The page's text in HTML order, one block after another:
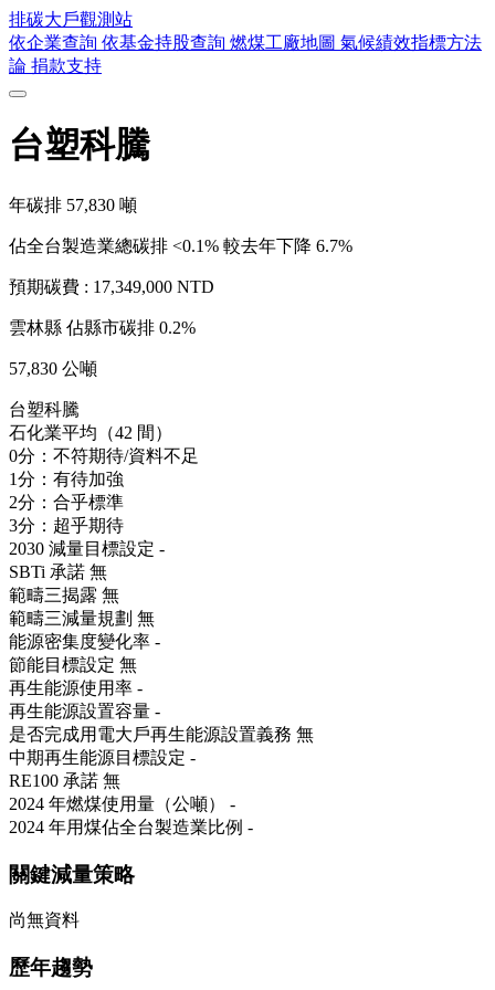
排碳大戶觀測站
依企業查詢 依基金持股查詢 燃煤工廠地圖 氣候績效指標方法
論 捐款支持
台塑科騰
年碳排 57,830 噸
佔全台製造業總碳排 <0.1% 較去年下降 6.7%
預期碳費 : 17,349,000 NTD
雲林縣 佔縣市碳排 0.2%
57,830 公噸
台塑科騰
石化業平均（42 間）
0分：不符期待/資料不足
1分：有待加強
2分：合乎標準
3分：超乎期待
2030 減量目標設定 -
SBTi 承諾 無
範疇三揭露 無
範疇三減量規劃 無
能源密集度變化率 -
節能目標設定 無
再生能源使用率 -
再生能源設置容量 -
是否完成用電大戶再生能源設置義務 無
中期再生能源目標設定 -
RE100 承諾 無
2024 年燃煤使用量（公噸） -
2024 年用煤佔全台製造業比例 -
關鍵減量策略
尚無資料
歷年趨勢